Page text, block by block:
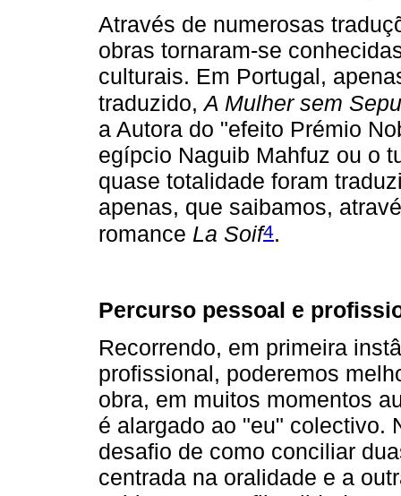
Através de numerosas
obras tornaram­‑se
culturais. Em Portugal,
traduzido,A Mulher sem
a Autora do "efeito Prémio
egípcio Naguib Mahfuz ou o
quase totalidade foram
apenas, que saibamos,
romance La Soif4.
Percurso pessoal e
Recorrendo, em primeira
profis­sional, poderemos
obra, em muitos momentos
é alargado ao "eu" colectivo.
desafio de como conciliar
centrada na oralidade e a